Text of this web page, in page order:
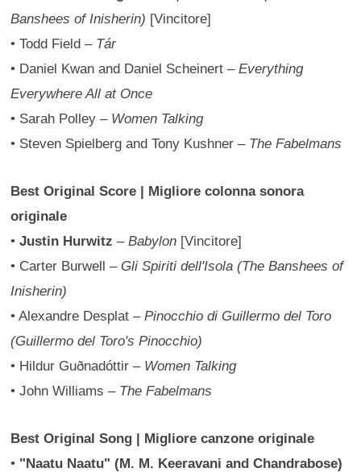
Banshees of Inisherin) [Vincitore]
• Todd Field – Tár
• Daniel Kwan and Daniel Scheinert –Everything
Everywhere All at Once
• Sarah Polley – Women Talking
• Steven Spielberg and Tony Kushner –The Fabelmans
Best Original Score | Migliore colonna sonora
originale
•Justin Hurwitz –Babylon [Vincitore]
• Carter Burwell –Gli Spiriti dell'Isola (The Banshees of
Inisherin)
• Alexandre Desplat –Pinocchio di Guillermo del Toro
(Guillermo del Toro's Pinocchio)
• Hildur Guðnadóttir – Women Talking
• John Williams – The Fabelmans
Best Original Song | Migliore canzone originale
• "Naatu Naatu" (M. M. Keeravani and Chandrabose)